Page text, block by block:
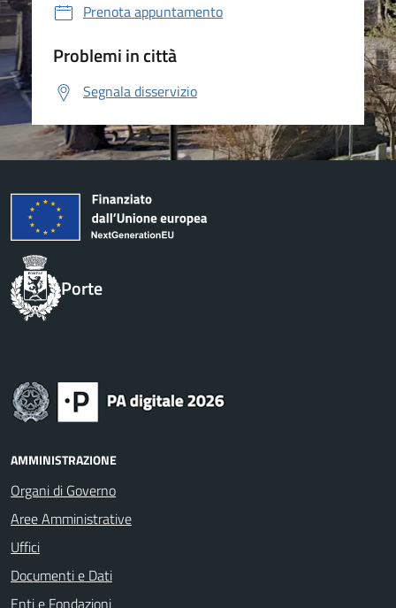
Prenota appuntamento
Problemi in città
Segnala disservizio
Porte
AMMINISTRAZIONE
Organi di Governo
Aree Amministrative
Uffici
Documenti e Dati
Enti e Fondazioni